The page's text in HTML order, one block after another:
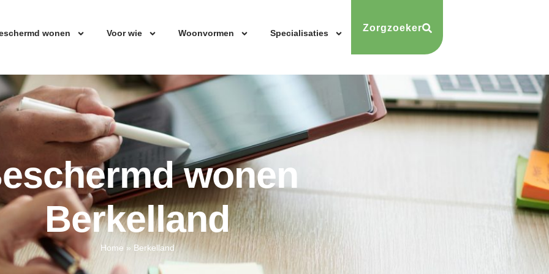
wonen Voor wie Woonvormen Specialisaties Zorgzoeker
wonen
Berkelland
Home » Berkelland